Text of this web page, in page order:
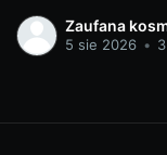
znaczenieJako
wiedzy
szybka diagnoza
Zaufana
5 sie 2026 •